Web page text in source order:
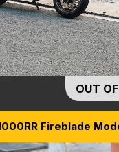
OUT
Fireblade